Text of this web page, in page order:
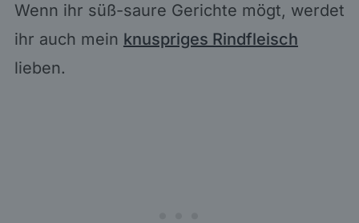
Wenn ihr süß-saure Gerichte mögt, werdet
ihr auch mein knuspriges Rindfleisch
lieben.